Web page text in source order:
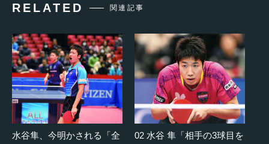
RELATED 関連記事
水谷隼、今明かされる「全
02 水谷 隼「相手の3球目を